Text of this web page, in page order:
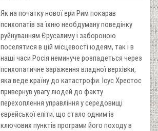
Як на початку нової ери Рим покарав
психопатів за їхню необдуману поведінку
руйнуванням Єрусалиму і забороною
поселятися в цій місцевості юдеям, так і в
наші часи Росія неминуче розпадеться через
психопатичне зараження владної верхівки,
яка веде країну до катастрофи. Ісус Хрестос
привернув увагу людей до факту
перехоплення управління у середовищі
єврейської еліти, що стало одним із
ключових пунктів програми його походу в